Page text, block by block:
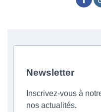
Newsletter
Inscrivez-vous à
nos actualités.